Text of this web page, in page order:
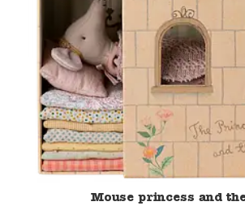
Mouse princess and